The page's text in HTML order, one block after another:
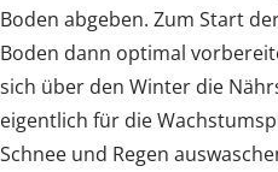
Boden abgeben. Zum Start
Boden dann optimal
sich über den Winter die
eigentlich für die
Schnee und Regen